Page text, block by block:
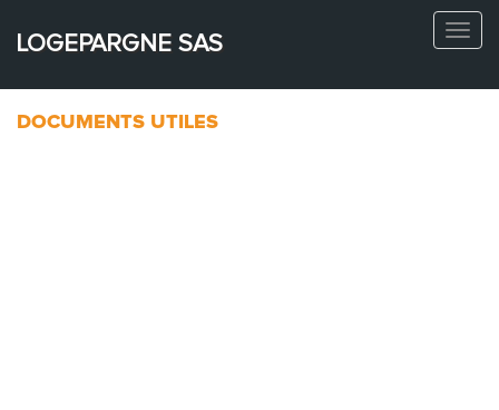
LOGEPARGNE SAS
DOCUMENTS UTILES